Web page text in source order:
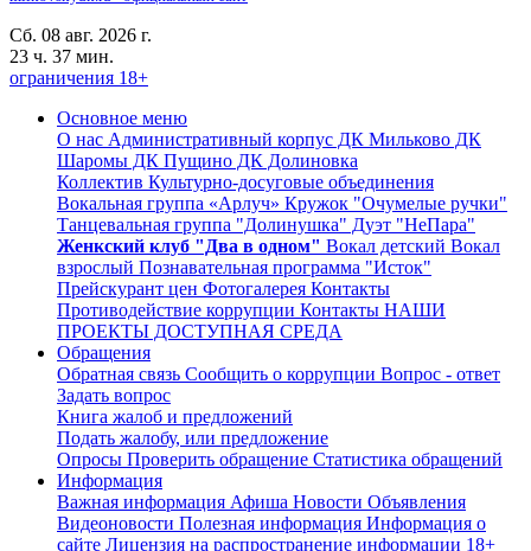
Сб. 08 авг. 2026 г.
23 ч. 37 мин.
ограничения 18+
Основное меню
О нас Административный корпус ДК Мильково ДК
Шаромы ДК Пущино ДК Долиновка
Коллектив Культурно-досуговые объединения
Вокальная группа «Арлуч» Кружок "Очумелые ручки"
Танцевальная группа "Долинушка" Дуэт "НеПара"
Женкский клуб "Два в одном" Вокал детский Вокал
взрослый Познавательная программа "Исток"
Прейскурант цен Фотогалерея Контакты
Противодействие коррупции Контакты НАШИ
ПРОЕКТЫ ДОСТУПНАЯ СРЕДА
Обращения
Обратная связь Сообщить о коррупции Вопрос - ответ
Задать вопрос
Книга жалоб и предложений
Подать жалобу, или предложение
Опросы Проверить обращение Статистика обращений
Информация
Важная информация Афиша Новости Объявления
Видеоновости Полезная информация Информация о
сайте Лицензия на распространение информации 18+